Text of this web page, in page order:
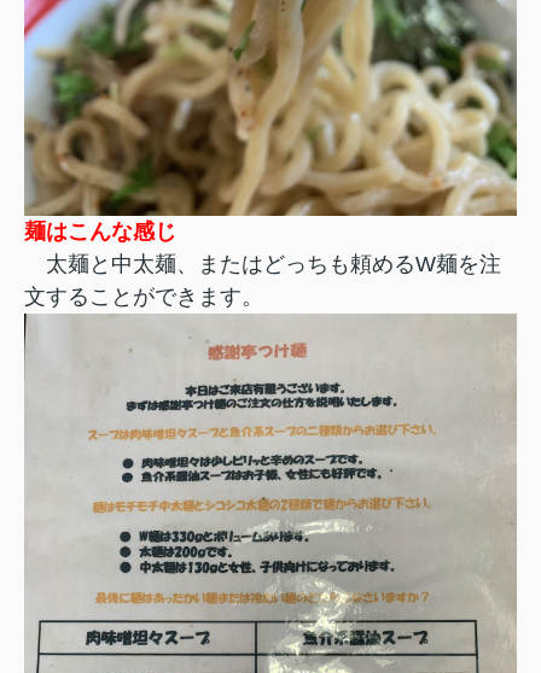
麺はこんな感じ
太麺と中太麺、またはどっちも頼めるW麺を注
文することができます。